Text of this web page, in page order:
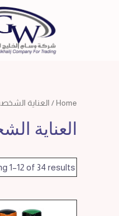
Home / العناية
العناية
1–12 of 34 results